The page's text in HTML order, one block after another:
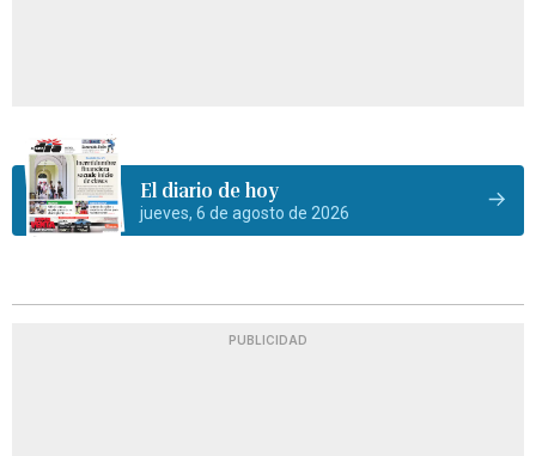
El diario de hoy
jueves, 6 de agosto de 2026
PUBLICIDAD